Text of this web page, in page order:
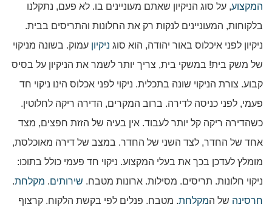
המקצוע, על סוג הניקיון שאתם מעוניינים בו. לא פעם, נתקלנו
בלקוחות, המעוניינים לנקות רק את החלונות והתריסים בבית.
ניקיון לפני איכלוס באור יהודה, הוא סוג ניקיון עמוק. בשונה מניקוי
של משק בית! במשקי בית, צריך יותר לשמר את הניקיון על בסיס
קבוע. צורת הניקוי שונה בתכלית. ניקוי לפני אכלוס הינו ניקוי חד
פעמי, לפני כניסה לדירה. ברוב המקרים, הדירה ריקה לחלוטין.
כשהדירה ריקה קל יותר לעבוד. אין בעיה של הזזת חפצים, מצד
אחד של החדר, לצד השני של החדר. במצב של דירה מאוכלסת,
מומלץ לעדכן בכך את בעלי המקצוע. ניקוי חד פעמי כולל בתוכו:
ניקוי חלונות. תריסים. מסילות. ארונות מטבח. שירותים. מקלחת.
חרסינה של המקלחת. מטבח. פנלים לפי בקשת הלקוח. קרצוף